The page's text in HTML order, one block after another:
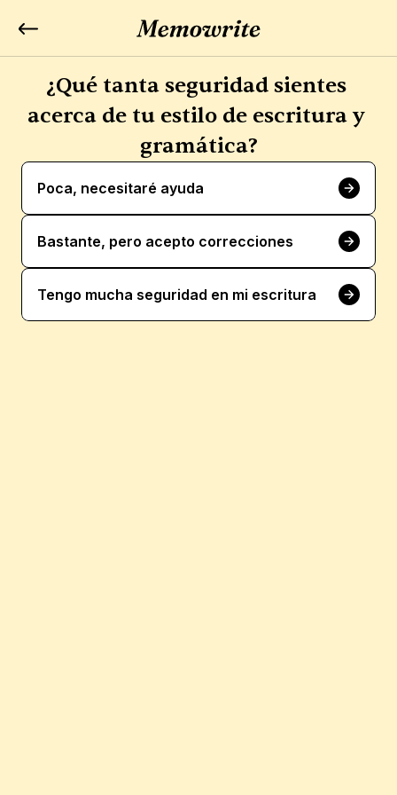
¿Qué tanta seguridad sientes
acerca de tu estilo de escritura y
gramática?
Poca, necesitaré ayuda
Bastante, pero acepto correcciones
Tengo mucha seguridad en mi escritura